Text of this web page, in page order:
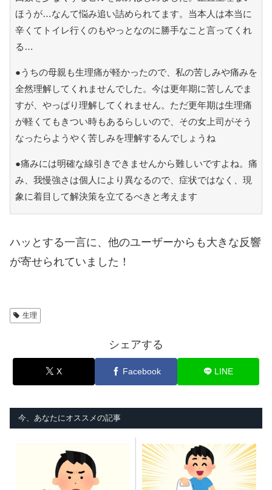
ほうが…なんて悩み追い詰められてます。当本人は本当に
辛くてトイレ行くのもやっとなのに勝手なこと言ってくれ
る…
●うちの母親も生理痛が軽かったので、私の苦しみや痛みを
全然理解してくれませんでした。今は更年期に苦しんでま
すが、やっぱり理解してくれません。ただ更年期は生理痛
が軽くてもきつい時もあるらしいので、その女上司がそう
なったらようやく苦しみを理解するんでしょうね
●痛みには明確な線引きできませんから難しいですよね。痛
み、我慢強さは個人により異なるので、症状ではなく、現
象に着目して解決策を立てるべきと考えます
ハッとする一言に、他のユーザーからも大きな反響
が寄せられていました！
生理
シェアする
X Facebook LINE
今、あなたにオススメの記事